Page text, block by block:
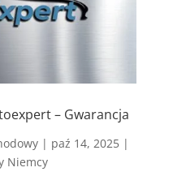
– Gwarancja
| paź 14, 2025|
Niemcy